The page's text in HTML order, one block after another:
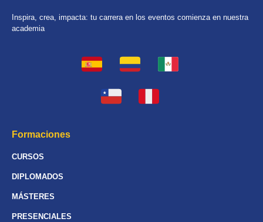
Inspira, crea, impacta: tu carrera en los eventos comienza en nuestra
academia
Formaciones
CURSOS
DIPLOMADOS
MÁSTERES
PRESENCIALES